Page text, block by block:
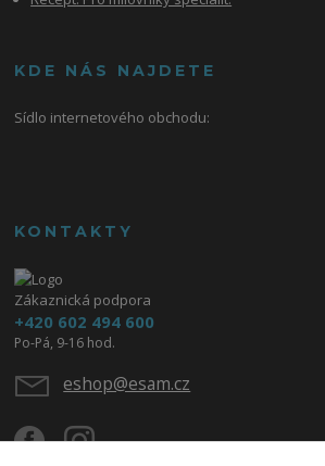
KDE NÁS NAJDETE
Sídlo internetového obchodu:
KONTAKTY
Zákaznická podpora
+420 602 494 600
Po-Pá, 9-16 hod.
eshop@esam.cz